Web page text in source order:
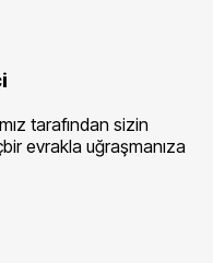
tarafından sizin
evrakla uğraşmanıza